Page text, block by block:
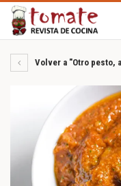
Volver a "Otro pesto,